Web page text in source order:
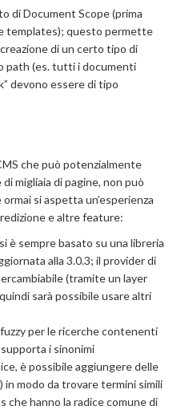
di Document Scope (prima
templates); questo permette
di un certo tipo di
path (es. tutti i documenti
devono essere di tipo
che può potenzialmente
migliaia di pagine, non può
si aspetta un’esperienza
e altre feature:
è sempre basato su una libreria
alla 3.0.3; il provider di
(tramite un layer
sarà possibile usare altri
per le ricerche contenenti
i sinonimi
è possibile aggiungere delle
in modo da trovare termini simili
che hanno la radice comune di